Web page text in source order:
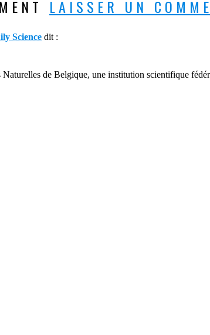
LAISSER UN
Science dit :
de Belgique, une institution scientifique